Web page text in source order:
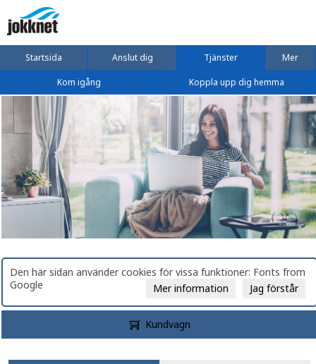
Startsida Anslut dig Tjänster Mer
Kom igång Koppla upp dig hemma
Den här sidan använder cookies för vissa funktioner: Fonts from
Google
Jag förstår
Mer information
Kundvagn